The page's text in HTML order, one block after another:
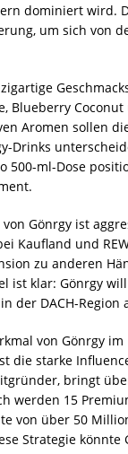
dominiert wird.
um sich von
Blueberry
Aromen sollen
Drinks
500-ml-Dose
Gönrgy ist
Kaufland und
zu anderen
ist klar: Gönrgy
der DACH-Region
von Gönrgy im
die starke
bringt
werden 15
von über 50
Strategie könnte